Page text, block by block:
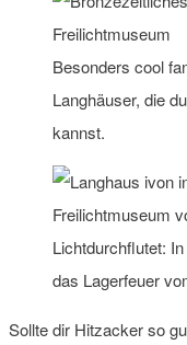
Besonders cool
Langhäuser, die
kannst.
Lichtdurchflutet:
das Lagerfeuer
Sollte dir Hitzacker so